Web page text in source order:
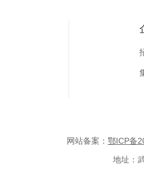
网站备案： 鄂ICP备
地址：